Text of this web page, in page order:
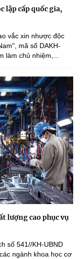
lập cấp quốc gia,
vắc xin nhược độc
mã số DAKH-
làm chủ nhiệm,...
lượng cao phục vụ
số 541//KH-UBND
ngành khoa học cơ